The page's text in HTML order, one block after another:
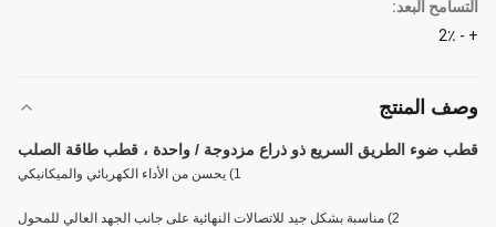
التسامح البعد:
+ - 2٪
وصف المنتج
قطب ضوء الطريق السريع ذو ذراع مزدوجة / واحدة ، قطب طاقة الصلب
1) يحسن من الأداء الكهربائي والميكانيكي
2) مناسبة بشكل جيد للاتصالات النهائية على جانب الجهد العالي للمحول